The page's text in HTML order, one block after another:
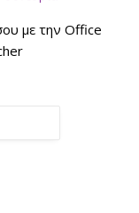
με την Office